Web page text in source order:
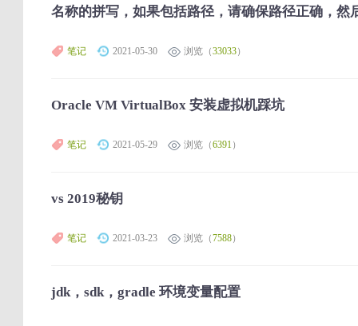
名称的拼写，如果包括路径，请确保路径正确，然
笔记 2021-05-30 浏览（33033）
Oracle VM VirtualBox 安装虚拟机踩坑
笔记 2021-05-29 浏览（6391）
vs 2019秘钥
笔记 2021-03-23 浏览（7588）
jdk，sdk，gradle 环境变量配置